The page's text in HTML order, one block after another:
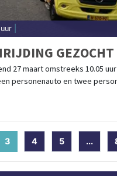
GEZOCHT
27 maart omstreeks 10.05
personenauto en twee
3(current)
4 5 ...